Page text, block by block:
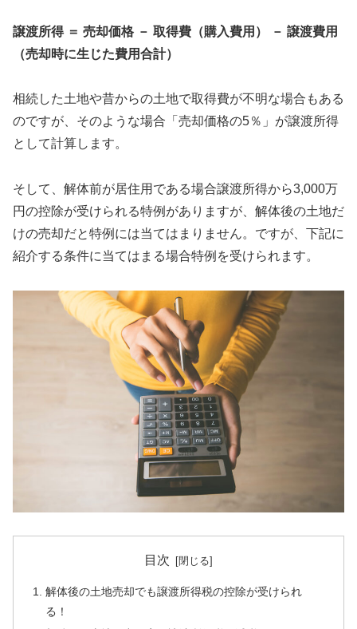
譲渡所得 ＝ 売却価格 － 取得費（購入費用） － 譲渡費用
（売却時に生じた費用合計）
相続した土地や昔からの土地で取得費が不明な場合もある
のですが、そのような場合「売却価格の5％」が譲渡所得
として計算します。
そして、解体前が居住用である場合譲渡所得から3,000万
円の控除が受けられる特例がありますが、解体後の土地だ
けの売却だと特例には当てはまりません。ですが、下記に
紹介する条件に当てはまる場合特例を受けられます。
目次
解体後の土地売却でも譲渡所得税の控除が受けられ
る！